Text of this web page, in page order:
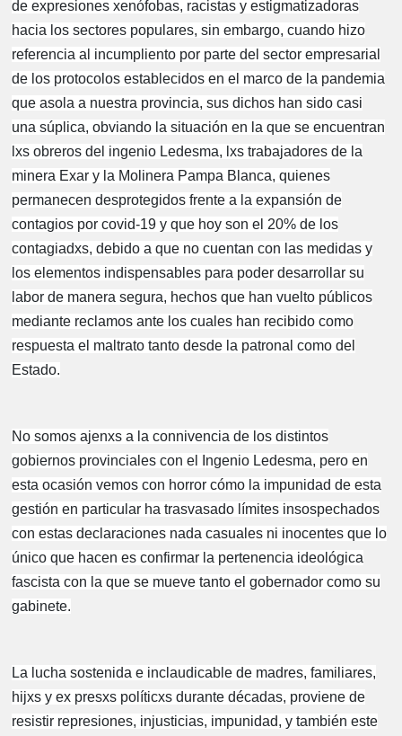
de expresiones xenófobas, racistas y estigmatizadoras
hacia los sectores populares, sin embargo, cuando hizo
referencia al incumpliento por parte del sector empresarial
de los protocolos establecidos en el marco de la pandemia
que asola a nuestra provincia, sus dichos han sido casi
una súplica, obviando la situación en la que se encuentran
lxs obreros del ingenio Ledesma, lxs trabajadores de la
minera Exar y la Molinera Pampa Blanca, quienes
permanecen desprotegidos frente a la expansión de
contagios por covid-19 y que hoy son el 20% de los
contagiadxs, debido a que no cuentan con las medidas y
los elementos indispensables para poder desarrollar su
labor de manera segura, hechos que han vuelto públicos
mediante reclamos ante los cuales han recibido como
respuesta el maltrato tanto desde la patronal como del
Estado.
No somos ajenxs a la connivencia de los distintos
gobiernos provinciales con el Ingenio Ledesma, pero en
esta ocasión vemos con horror cómo la impunidad de esta
gestión en particular ha trasvasado límites insospechados
con estas declaraciones nada casuales ni inocentes que lo
único que hacen es confirmar la pertenencia ideológica
fascista con la que se mueve tanto el gobernador como su
gabinete.
La lucha sostenida e inclaudicable de madres, familiares,
hijxs y ex presxs políticxs durante décadas, proviene de
resistir represiones, injusticias, impunidad, y también este